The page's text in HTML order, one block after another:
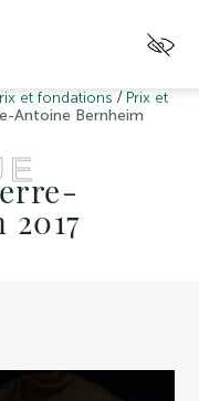
et fondations / Prix et
Antoine Bernheim